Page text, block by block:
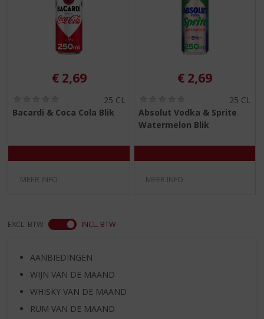
a
r
a
t
€ 2,69
,
5
25 CL
Bacardi & Coca Cola Blik
MEER INFO
€ 2,69
,
0
5
25 CL
Absolut Vodka & Sprite
Watermelon Blik
MEER INFO
EXCL. BTW INCL. BTW
AANBIEDINGEN
WIJN VAN DE MAAND
WHISKY VAN DE MAAND
RUM VAN DE MAAND